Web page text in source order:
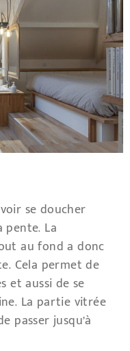
se doucher
La
au fond a donc
Cela permet de
et aussi de se
La partie vitrée
passer jusqu’à